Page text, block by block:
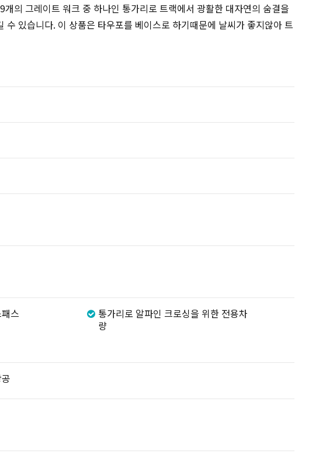
의 그레이트 워크 중 하나인 통가리로 트랙에서 광활한 대자연의 숨결을
있습니다. 이 상품은 타우포를 베이스로 하기때문에 날씨가 좋지않아 트
스
통가리로 알파인 크로싱을 위한 전용차
량